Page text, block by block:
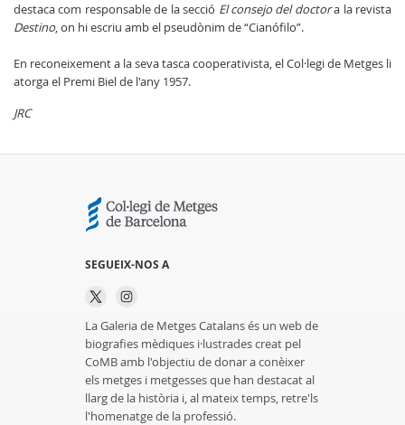
destaca com responsable de la secció El consejo del doctora la revista
Destino, on hi escriu amb el pseudònim de “Cianófilo”.
En reconeixement a la seva tasca cooperativista, el Col·legi de Metges li
atorga el Premi Biel de l'any 1957.
JRC
SEGUEIX-NOS A
La Galeria de Metges Catalans és un web de
biografies mèdiques i·lustrades creat pel
CoMB amb l'objectiu de donar a conèixer
els metges i metgesses que han destacat al
llarg de la història i, al mateix temps, retre'ls
l'homenatge de la professió.